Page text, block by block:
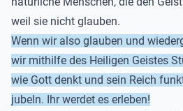
weil sie nicht glauben.
Wenn wir also glauben und
wir mithilfe des Heiligen Geistes
wie Gott denkt und sein Reich
jubeln. Ihr werdet es erleben!